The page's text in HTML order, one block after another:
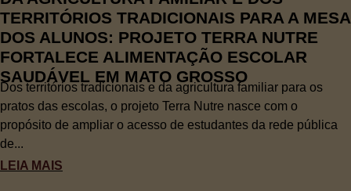
TERRITÓRIOS TRADICIONAIS PARA A MESA
DOS ALUNOS: PROJETO TERRA NUTRE
FORTALECE ALIMENTAÇÃO ESCOLAR
SAUDÁVEL EM MATO GROSSO
Dos territórios tradicionais e da agricultura familiar para os
pratos das escolas, o projeto Terra Nutre nasce com o
propósito de ampliar o acesso de estudantes da rede pública
de...
LEIA MAIS